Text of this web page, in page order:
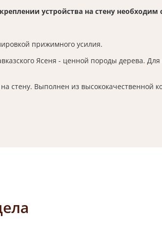
устройства на стену
прижимного усилия.
Ясеня - ценной породы дерева.
стену. Выполнен из высококачественной